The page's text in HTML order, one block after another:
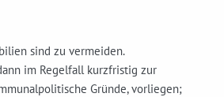
sind zu vermeiden.
im Regelfall kurzfristig zur
Gründe, vorliegen;